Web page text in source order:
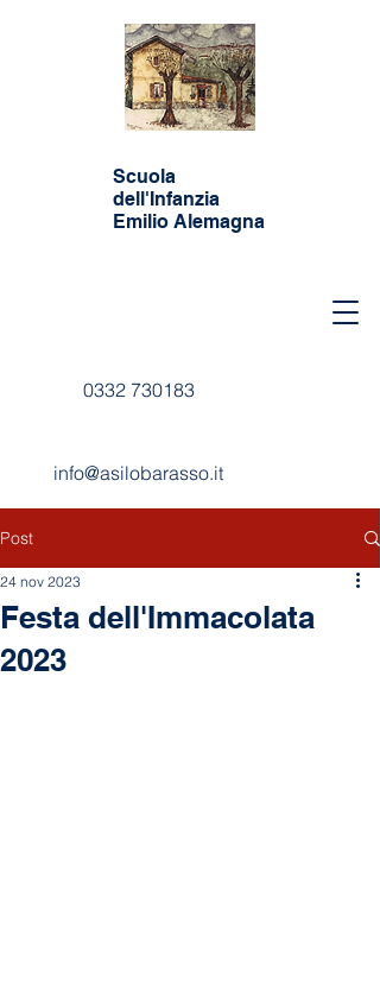
Scuola
dell'Infanzia
Emilio Alemagna
0332 730183
info@asilobarasso.it
Post
Festa dell'Immacolata
2023
24 nov 2023